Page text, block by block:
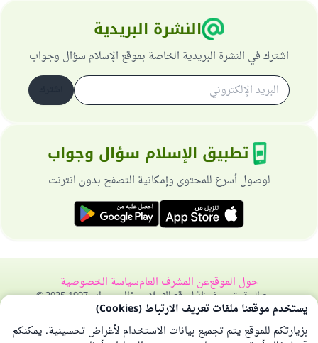
النشرة البريدية
اشترك في النشرة البريدية الخاصة بموقع الإسلام سؤال وجواب
تطبيق الإسلام سؤال وجواب
لوصول أسرع للمحتوى وإمكانية التصفح بدون انترنت
حول الموقععن المشرف العامسياسة الخصوصية
جميع الحقوق محفوظة لموقع الإسلام سؤال وجواب 1997-2025 ©
يستخدم موقعنا ملفات تعريف الارتباط (Cookies)
بزيارتكم للموقع يتم تجميع بيانات الاستخدام لأغراض تحسينية. يمكنكم